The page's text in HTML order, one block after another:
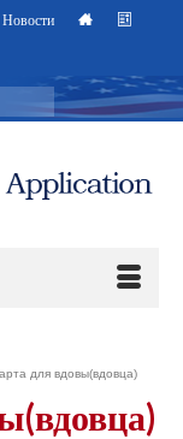
Новости
для вдовы(вдовца)